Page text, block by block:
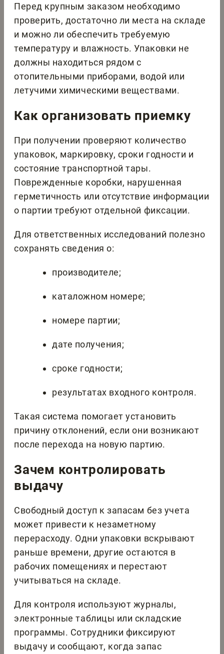
Перед крупным заказом необходимо
проверить, достаточно ли места на складе
и можно ли обеспечить требуемую
температуру и влажность. Упаковки не
должны находиться рядом с
отопительными приборами, водой или
летучими химическими веществами.
Как организовать приемку
При получении проверяют количество
упаковок, маркировку, сроки годности и
состояние транспортной тары.
Поврежденные коробки, нарушенная
герметичность или отсутствие информации
о партии требуют отдельной фиксации.
Для ответственных исследований полезно
сохранять сведения о:
производителе;
каталожном номере;
номере партии;
дате получения;
сроке годности;
результатах входного контроля.
Такая система помогает установить
причину отклонений, если они возникают
после перехода на новую партию.
Зачем контролировать
выдачу
Свободный доступ к запасам без учета
может привести к незаметному
перерасходу. Одни упаковки вскрывают
раньше времени, другие остаются в
рабочих помещениях и перестают
учитываться на складе.
Для контроля используют журналы,
электронные таблицы или складские
программы. Сотрудники фиксируют
выдачу и сообщают, когда запас